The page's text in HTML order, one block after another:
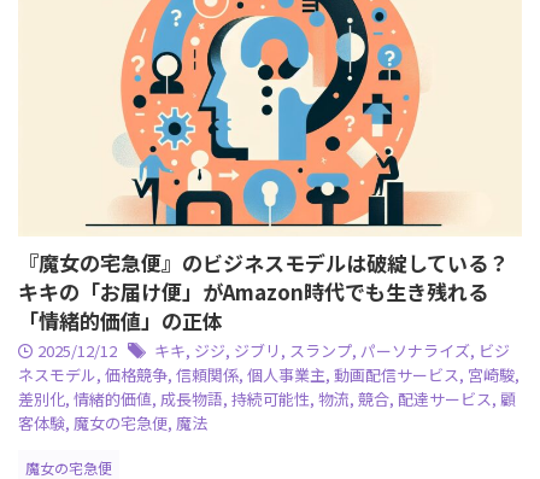
『魔女の宅急便』のビジネスモデルは破綻している？
キキの「お届け便」がAmazon時代でも生き残れる
「情緒的価値」の正体
2025/12/12 キキ, ジジ, ジブリ , スランプ, パーソナライズ, ビジ
ネスモデル, 価格競争, 信頼関係, 個人事業主, 動画配信サービス, 宮崎駿,
差別化, 情緒的価値, 成長物語, 持続可能性, 物流, 競合, 配達サービス, 顧
客体験, 魔女の宅急便, 魔法
魔女の宅急便